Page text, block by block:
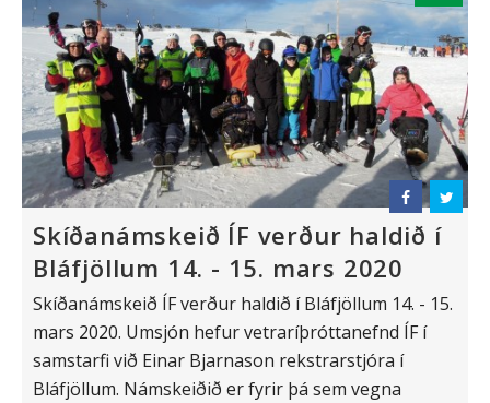
Skíðanámskeið ÍF verður haldið í
Bláfjöllum 14. - 15. mars 2020
Skíðanámskeið ÍF verður haldið í Bláfjöllum 14. - 15.
mars 2020. Umsjón hefur vetraríþróttanefnd ÍF í
samstarfi við Einar Bjarnason rekstrarstjóra í
Bláfjöllum. Námskeiðið er fyrir þá sem vegna